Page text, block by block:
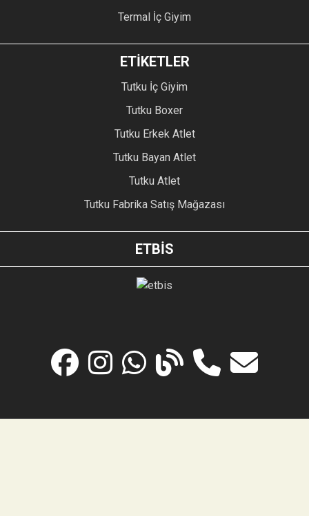
Termal İç Giyim
ETİKETLER
Tutku İç Giyim
Tutku Boxer
Tutku Erkek Atlet
Tutku Bayan Atlet
Tutku Atlet
Tutku Fabrika Satış Mağazası
ETBİS